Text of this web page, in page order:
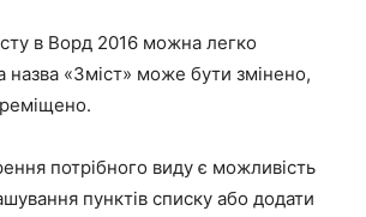
в Ворд 2016 можна легко
назва «Зміст» може бути змінено,
потрібного виду є можливість
пунктів списку або додати